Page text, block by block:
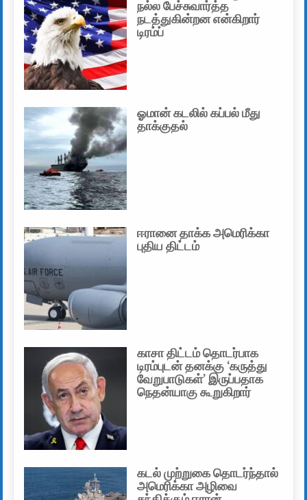
நல்ல பேச்சுவார்த்த
நடத்துகின்றன என்கிறார்
டிரம்ப்
ஓமான் கடலில் கப்பல் மீது
தாக்குதல்
ஈரானை தாக்க அமெரிக்கா
புதிய திட்டம்
காசா திட்டம் தொடர்பாக
டிரம்புடன் தனக்கு ‘கருத்து
வேறுபாடுகள்’ இருப்பதாக
நெதன்யாகு கூறுகிறார்
கடல் முற்றுகை தொடர்ந்தால்
அமெரிக்கா அழிவை